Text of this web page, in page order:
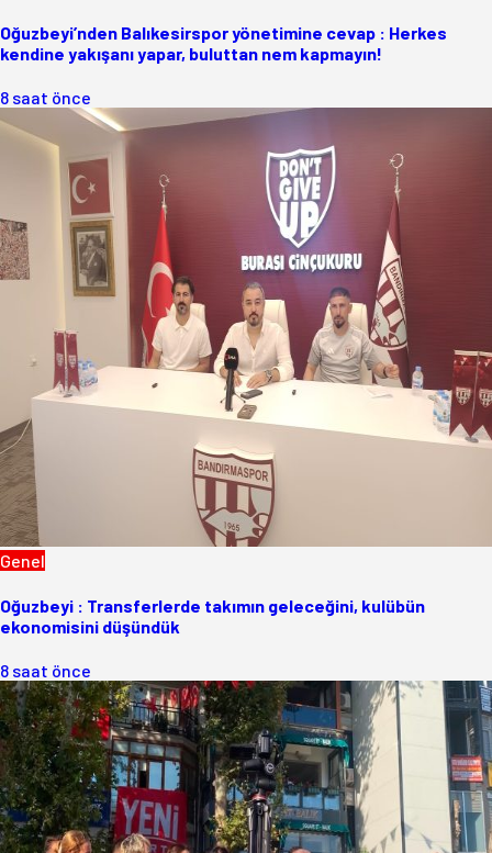
Oğuzbeyi’nden Balıkesirspor yönetimine cevap : Herkes
kendine yakışanı yapar, buluttan nem kapmayın!
8 saat önce
Genel
Oğuzbeyi : Transferlerde takımın geleceğini, kulübün
ekonomisini düşündük
8 saat önce